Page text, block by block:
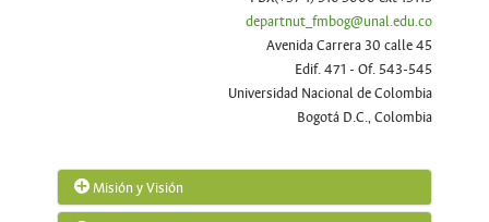
departnut_fmbog@unal.edu.co
Avenida Carrera 30 calle 45
Edif. 471 - Of. 543-545
Universidad Nacional de Colombia
Bogotá D.C., Colombia
Misión y Visión